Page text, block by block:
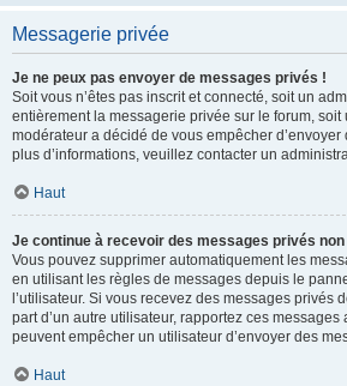
Messagerie privée
Je ne peux pas envoyer de messages privés !
Soit vous n’êtes pas inscrit et connecté, soit un
entièrement la messagerie privée sur le forum, soit
modérateur a décidé de vous empêcher
plus d’informations, veuillez contacter un
Haut
Je continue à recevoir des messages privés
Vous pouvez supprimer automatiquement les
en utilisant les règles de messages depuis le
l’utilisateur. Si vous recevez des messages privés
part d’un autre utilisateur, rapportez ces messages
peuvent empêcher un utilisateur d’envoyer des
Haut